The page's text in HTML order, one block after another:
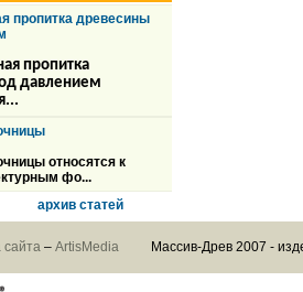
пропитка древесины
пропитка
давлением
относятся к
фо...
архив статей
сайта – ArtisMedia Массив-Древ 2007 -